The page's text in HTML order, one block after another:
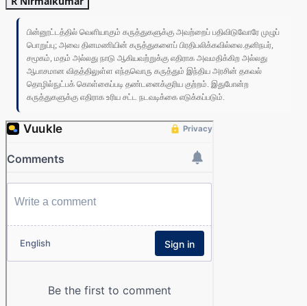
பின்னூட்டத்தில் வெளியாகும் கருத்துகளுக்கு அவற்றைப் பதிவிடுவோரே முழுப்
பொறுப்பு; அவை தினமணியின் கருத்துகளைப் பிரதிபலிக்கவில்லை.தனிநபர்,
சமூகம், மதம் அல்லது நாடு ஆகியவற்றுக்கு எதிராக அவமதிக்கிற அல்லது
ஆபாசமான விதத்திலுள்ள எந்தவொரு கருத்தும் இந்திய அரசின் தகவல்
தொழில்நுட்பக் கொள்கைப்படி தண்டனைக்குரிய குற்றம். இதுபோன்ற
கருத்துகளுக்கு எதிராக உரிய சட்ட நடவடிக்கை எடுக்கப்படும்.